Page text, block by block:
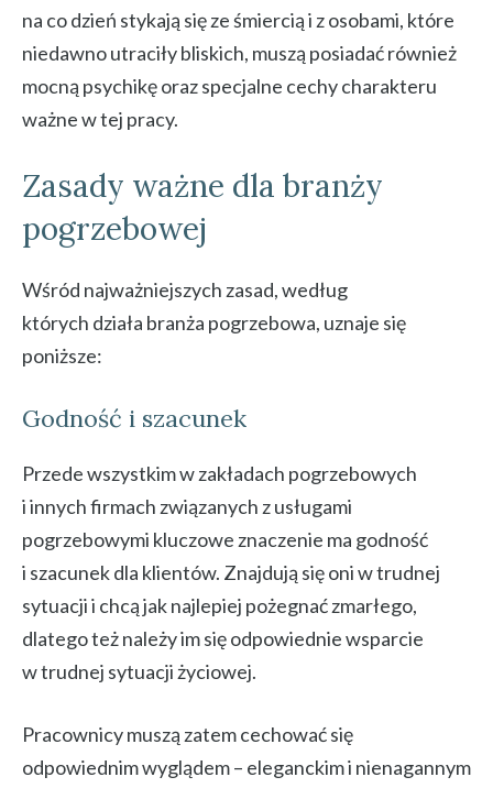
na co dzień stykają się ze śmiercią i z osobami, które
niedawno utraciły bliskich, muszą posiadać również
mocną psychikę oraz specjalne cechy charakteru
ważne w tej pracy.
Zasady ważne dla branży
pogrzebowej
Wśród najważniejszych zasad, według
których działa branża pogrzebowa, uznaje się
poniższe:
Godność i szacunek
Przede wszystkim w zakładach pogrzebowych
i innych firmach związanych z usługami
pogrzebowymi kluczowe znaczenie ma godność
i szacunek dla klientów. Znajdują się oni w trudnej
sytuacji i chcą jak najlepiej pożegnać zmarłego,
dlatego też należy im się odpowiednie wsparcie
w trudnej sytuacji życiowej.
Pracownicy muszą zatem cechować się
odpowiednim wyglądem – eleganckim i nienagannym